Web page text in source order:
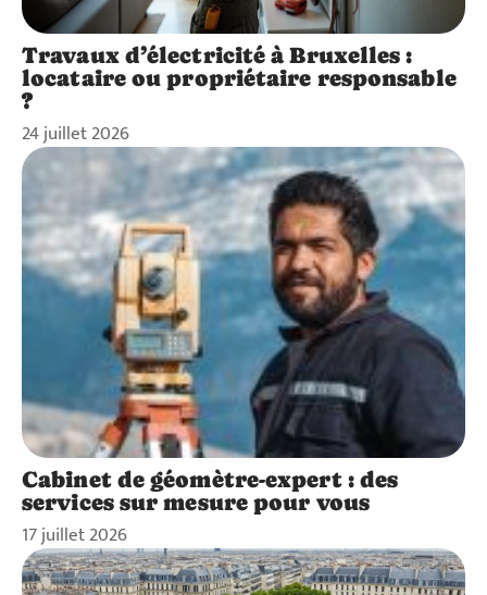
Travaux d’électricité à Bruxelles :
locataire ou propriétaire responsable
?
24 juillet 2026
Cabinet de géomètre-expert : des
services sur mesure pour vous
17 juillet 2026